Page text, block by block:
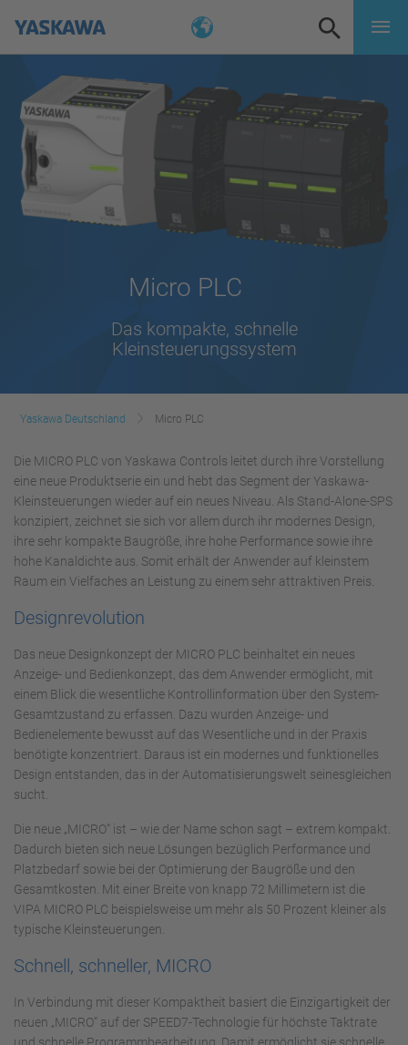
Micro PLC
Das kompakte, schnelle
Kleinsteuerungssystem
Yaskawa Deutschland Micro PLC
Die MICRO PLC von Yaskawa Controls leitet durch ihre Vorstellung
eine neue Produktserie ein und hebt das Segment der Yaskawa-
Kleinsteuerungen wieder auf ein neues Niveau. Als Stand-Alone-SPS
konzipiert, zeichnet sie sich vor allem durch ihr modernes Design,
ihre sehr kompakte Baugröße, ihre hohe Performance sowie ihre
hohe Kanaldichte aus. Somit erhält der Anwender auf kleinstem
Raum ein Vielfaches an Leistung zu einem sehr attraktiven Preis.
Designrevolution
Das neue Designkonzept der MICRO PLC beinhaltet ein neues
Anzeige- und Bedienkonzept, das dem Anwender ermöglicht, mit
einem Blick die wesentliche Kontrollinformation über den System-
Gesamtzustand zu erfassen. Dazu wurden Anzeige- und
Bedienelemente bewusst auf das Wesentliche und in der Praxis
benötigte konzentriert. Daraus ist ein modernes und funktionelles
Design entstanden, das in der Automatisierungswelt seinesgleichen
sucht.
Die neue „MICRO“ ist – wie der Name schon sagt – extrem kompakt.
Dadurch bieten sich neue Lösungen bezüglich Performance und
Platzbedarf sowie bei der Optimierung der Baugröße und den
Gesamtkosten. Mit einer Breite von knapp 72 Millimetern ist die
VIPA MICRO PLC beispielsweise um mehr als 50 Prozent kleiner als
typische Kleinsteuerungen.
Schnell, schneller, MICRO
In Verbindung mit dieser Kompaktheit basiert die Einzigartigkeit der
neuen „MICRO“ auf der SPEED7-Technologie für höchste Taktrate